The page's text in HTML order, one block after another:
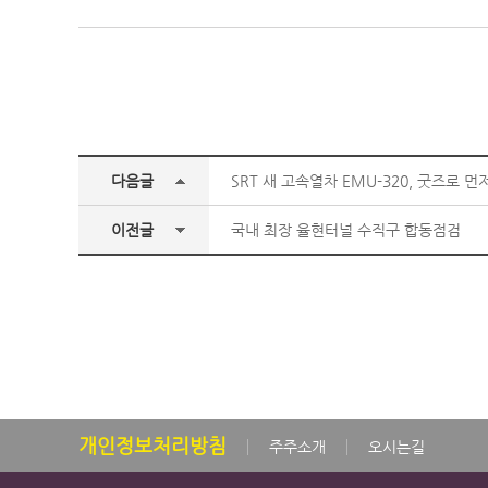
다음글 SRT 새 고속열차 EMU-320, 굿즈로 먼
이전글 국내 최장 율현터널 수직구 합동점검
개인정보처리방침 주주소개 오시는길